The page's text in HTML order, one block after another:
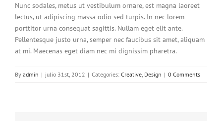
Nunc sodales, metus ut vestibulum ornare, est magna laoreet
lectus, ut adipiscing massa odio sed turpis. In nec lorem
porttitor urna consequat sagittis. Nullam eget elit ante.
Pellentesque justo urna, semper nec faucibus sit amet, aliquam
at mi. Maecenas eget diam nec mi dignissim pharetra.
By admin | julio 31st, 2012 | Categories: Creative Design | 0 Comments